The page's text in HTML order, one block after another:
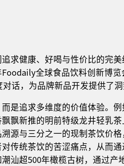
求健康、好喝与性价比的完美
全球食品饮料创新博
话，为品牌新品开发提供了洞
是追求多维度的价值体验。
飘新推的明前特级龙井轻乳
与三分之一的现制茶饮价
传统茶饮的苦涩痛点，从而
汕超500年橄榄古树，通过产